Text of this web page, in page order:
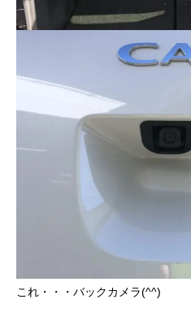
これ・・・バックカメラ(^^)